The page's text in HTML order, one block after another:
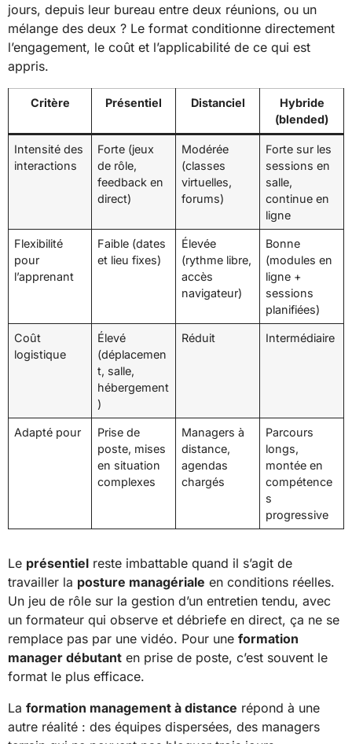
jours, depuis leur bureau entre deux réunions, ou un
mélange des deux ? Le format conditionne directement
l’engagement, le coût et l’applicabilité de ce qui est
appris.
Critère Présentiel Distanciel
Hybride
(blended)
Intensité des
interactions
Forte (jeux
de rôle,
feedback en
direct)
Modérée
(classes
virtuelles,
forums)
Forte sur les
sessions en
salle,
continue en
ligne
Flexibilité
pour
l’apprenant
Faible (dates
et lieu fixes)
Élevée
(rythme libre,
accès
navigateur)
Bonne
(modules en
ligne +
sessions
planifiées)
Coût
logistique
Élevé
(déplacemen
t, salle,
hébergement
)
Réduit Intermédiaire
Adapté pour
Prise de
poste, mises
en situation
complexes
Managers à
distance,
agendas
chargés
Parcours
longs,
montée en
compétence
s
progressive
Le présentiel reste imbattable quand il s’agit de
travailler la posture managériale en conditions réelles.
Un jeu de rôle sur la gestion d’un entretien tendu, avec
un formateur qui observe et débriefe en direct, ça ne se
remplace pas par une vidéo. Pour une formation
manager débutant en prise de poste, c’est souvent le
format le plus efficace.
La formation management à distance répond à une
autre réalité : des équipes dispersées, des managers